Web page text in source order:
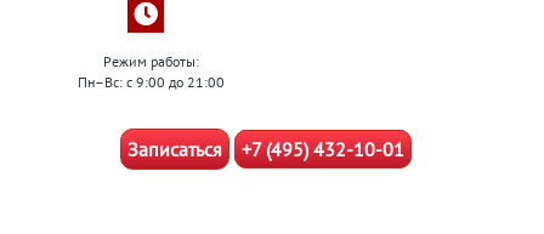
Режим работы:
Пн–Вс: с 9:00 до 21:00
Записаться +7 (495) 432-10-01